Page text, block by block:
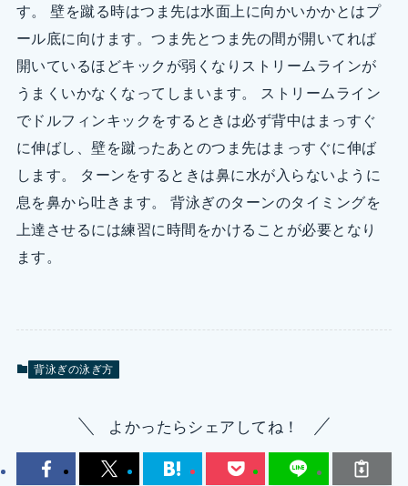
す。 壁を蹴る時はつま先は水面上に向かいかかとはプ
ール底に向けます。つま先とつま先の間が開いてれば
開いているほどキックが弱くなりストリームラインが
うまくいかなくなってしまいます。 ストリームライン
でドルフィンキックをするときは必ず背中はまっすぐ
に伸ばし、壁を蹴ったあとのつま先はまっすぐに伸ば
します。 ターンをするときは鼻に水が入らないように
息を鼻から吐きます。 背泳ぎのターンのタイミングを
上達させるには練習に時間をかけることが必要となり
ます。
背泳ぎの泳ぎ方
よかったらシェアしてね！